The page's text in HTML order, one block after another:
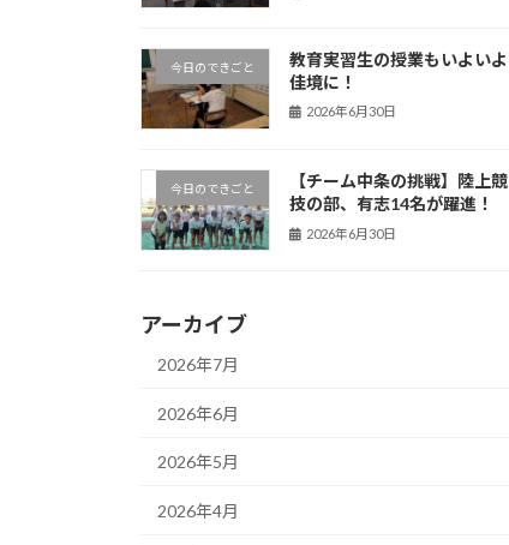
今日のできごと
教育実習生の授業もいよいよ
佳境に！
2026年6月30日
今日のできごと
【チーム中条の挑戦】陸上競
技の部、有志14名が躍進！
2026年6月30日
アーカイブ
2026年7月
2026年6月
2026年5月
2026年4月